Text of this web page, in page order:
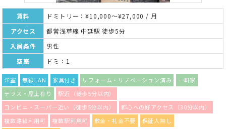
賃料
ドミトリー：¥10,000～¥27,000 / 月
アクセス
都営浅草線 中延駅 徒歩5分
入居条件
男性
空室
ドミ：1
洋室 無線LAN 家具付き リフォーム・リノベーション済み
一軒家
テラス・屋上有り
駅近（徒歩5分以内）
コンビニ・スーパー近い（徒歩5分以内）
都心への好アクセス（30分以内）
複数路線利用可
複数駅利用可 敷金・礼金不要
保証人無し